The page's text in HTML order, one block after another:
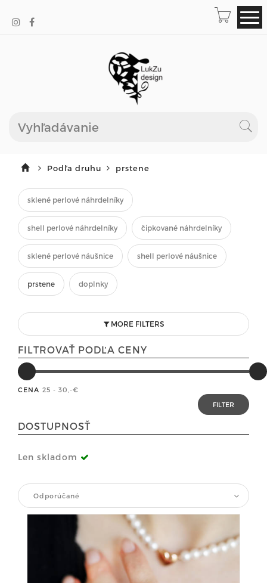
Podľa druhu prstene
sklené perlové náhrdelníky
shell perlové náhrdelníky čipkované náhrdelníky
sklené perlové náušnice shell perlové náušnice
prstene doplnky
MORE FILTERS
FILTROVAŤ PODĽA CENY
CENA 25 - 30 ,-€
DOSTUPNOSŤ
Len skladom
Odporúčané